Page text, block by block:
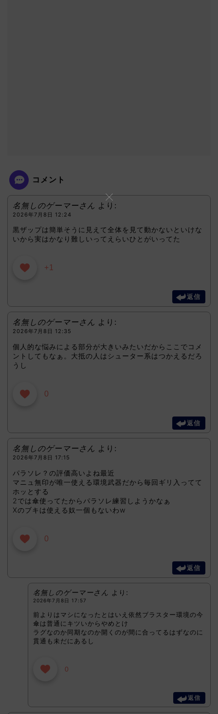
コメント
名無しのゲーマーさん より:
2026年7月8日 12:24
黒ザップは簡単そうに見えて全体を見て動かないといけな
いから実はかなり難しいってえらいひとがいってた
+1
返信
名無しのゲーマーさん より:
2026年7月8日 12:35
個人的な悩みによる部分が大きいみたいだからここでコメ
ントしてもなぁ。大抵の人はシューター系はつかえるだろ
うし
0
返信
名無しのゲーマーさん より:
2026年7月8日 17:15
パラソレ？の評価高いよね最近
マニュ無印が唯一使える環境武器だから毎回ギリ入ってて
ホッとする
2では傘使ってたからパラソレ練習しようかなぁ
Xのブキは使える奴一個もないわw
0
返信
名無しのゲーマーさん より:
2026年7月8日 17:57
前よりはマシになったとはいえ依然ブラスター環境の今
傘は普通にキツいからやめとけ
ラグなのか同期なのか開くのが間に合ってるはずなのに
貫通も未だにあるし
0
返信